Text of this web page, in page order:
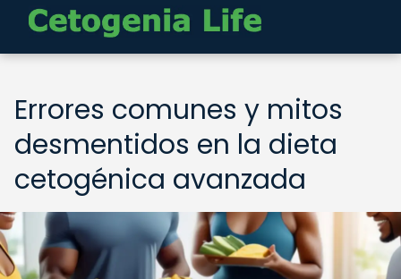
Errores comunes y mitos
desmentidos en la dieta
cetogénica avanzada